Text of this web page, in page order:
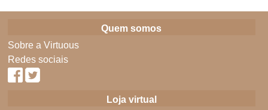
Quem somos
Sobre a Virtuous
Redes sociais
Loja virtual